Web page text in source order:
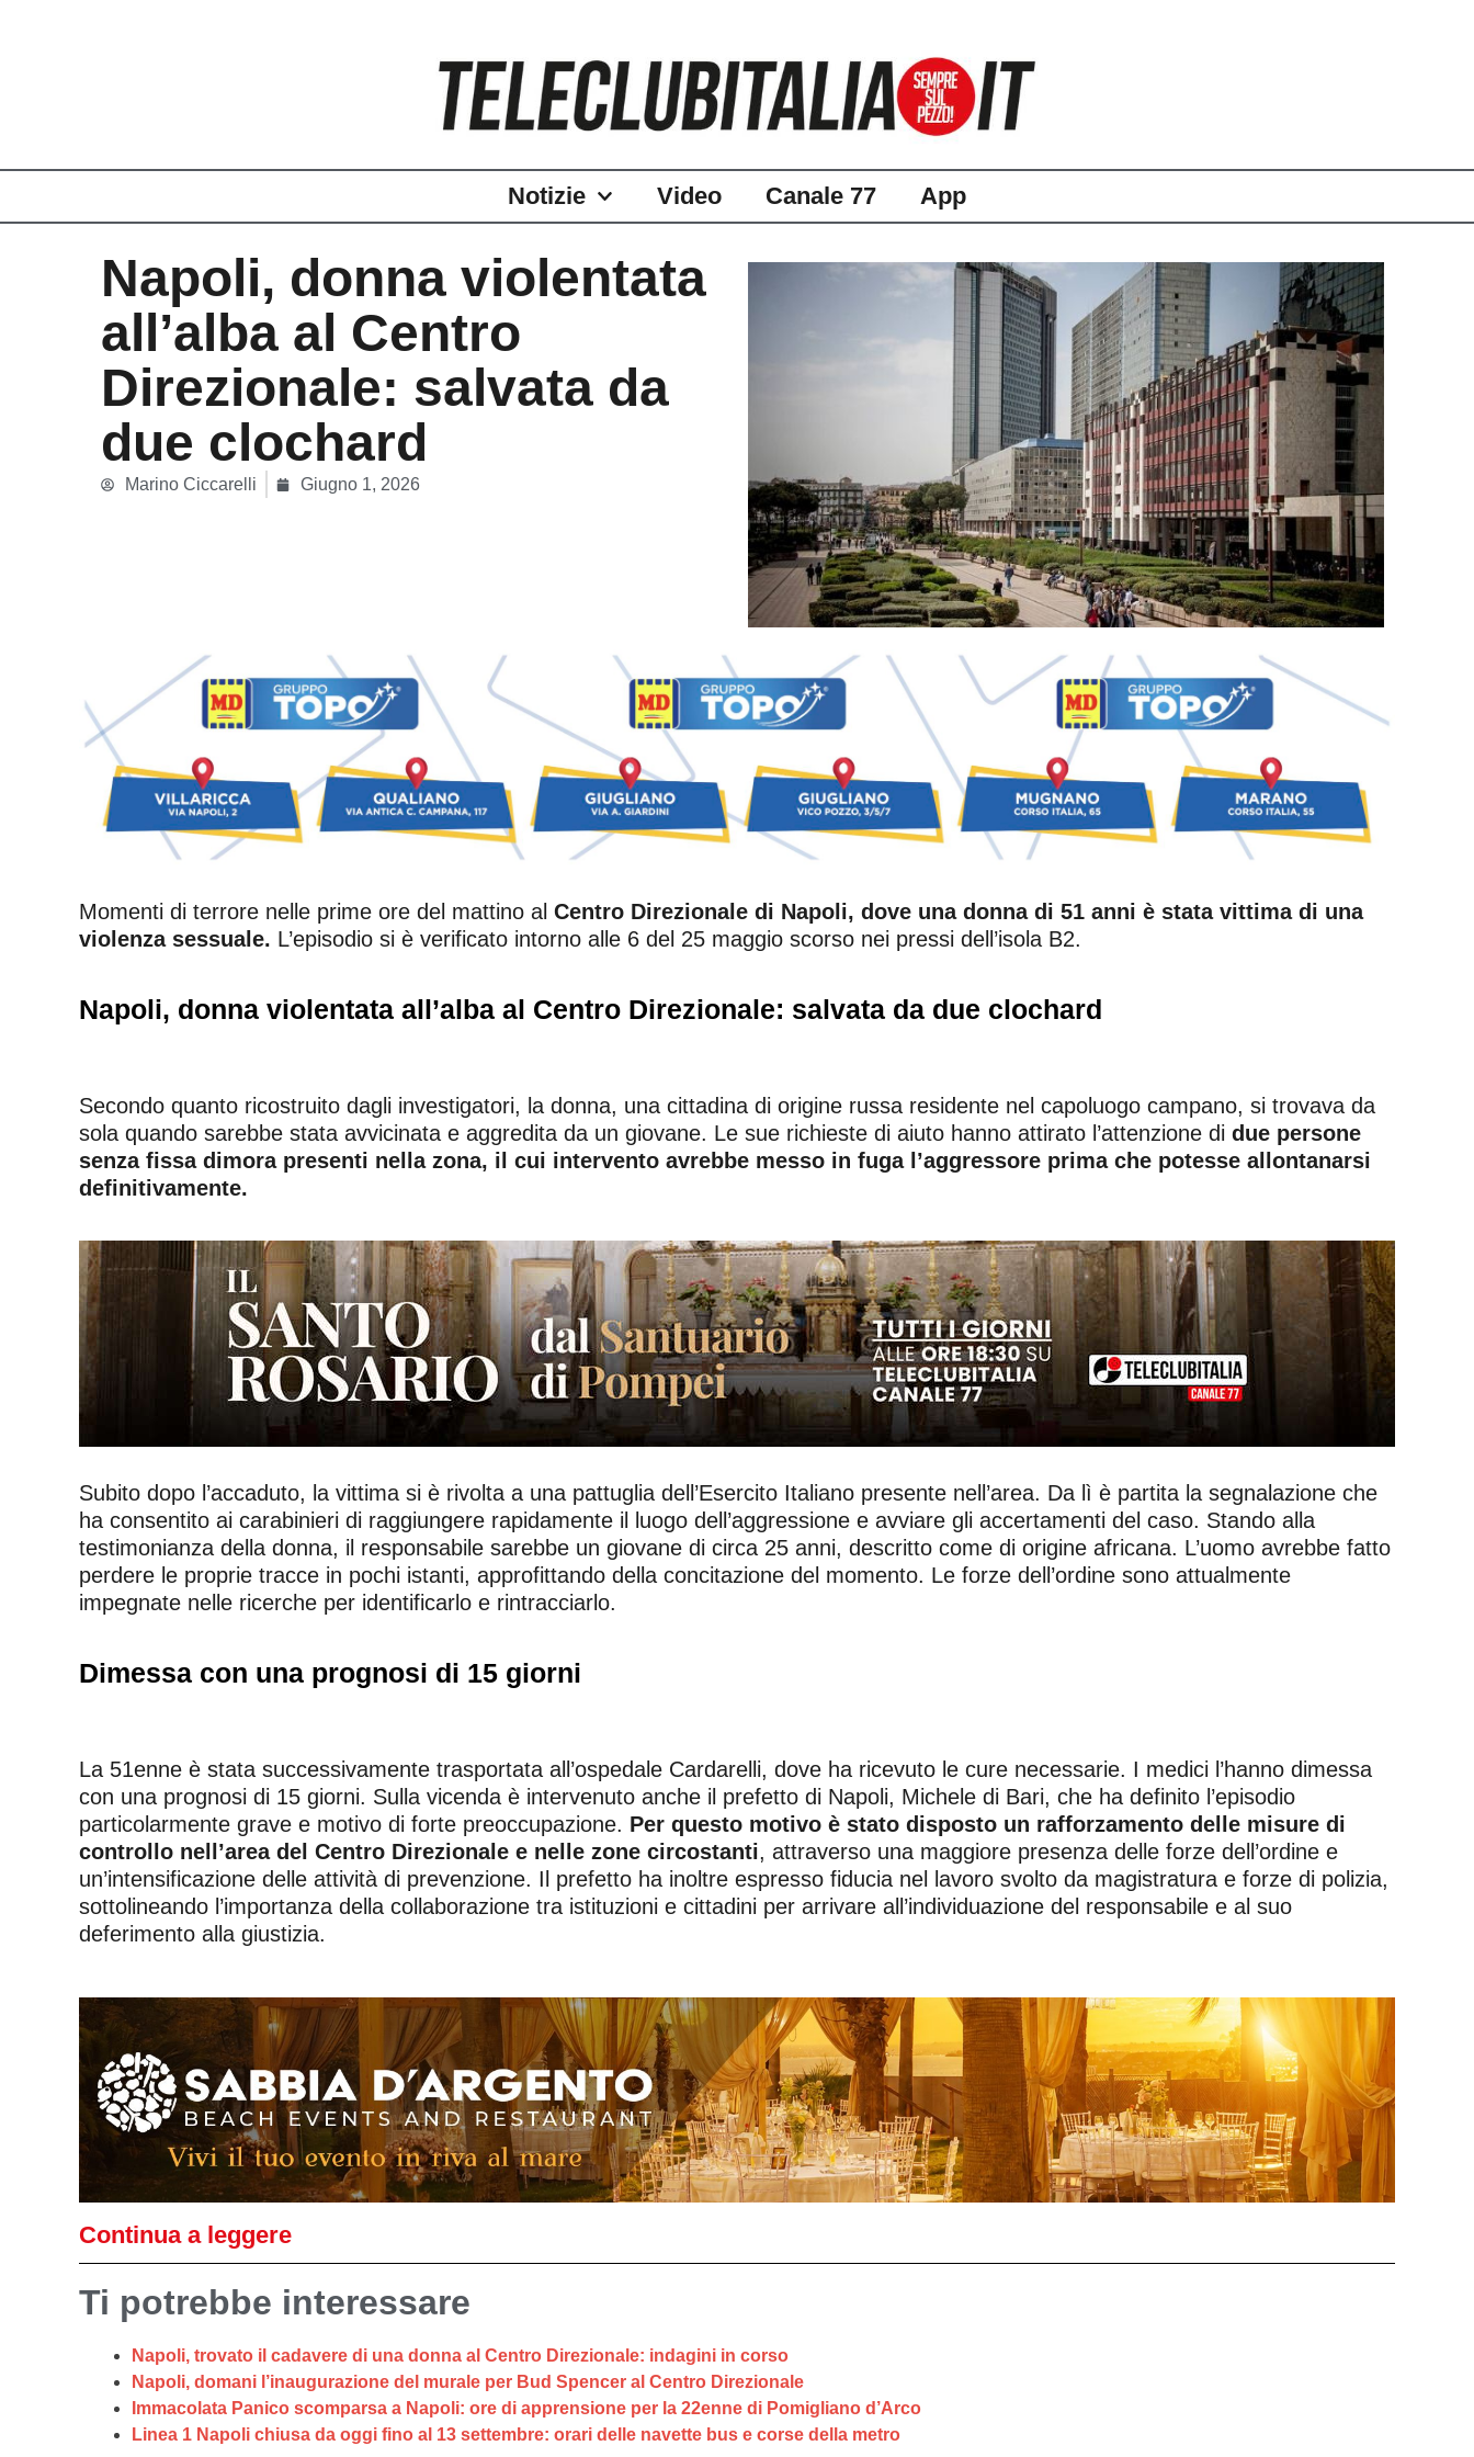
Notizie Video Canale 77 App
Napoli, donna violentata
all’alba al Centro
Direzionale: salvata da
due clochard
Marino Ciccarelli Giugno 1, 2026
Momenti di terrore nelle prime ore del mattino al Centro Direzionale di Napoli, dove una donna di 51 anni è stata vittima di una
violenza sessuale. L’episodio si è verificato intorno alle 6 del 25 maggio scorso nei pressi dell’isola B2.
Napoli, donna violentata all’alba al Centro Direzionale: salvata da due clochard
Secondo quanto ricostruito dagli investigatori, la donna, una cittadina di origine russa residente nel capoluogo campano, si trovava da
sola quando sarebbe stata avvicinata e aggredita da un giovane. Le sue richieste di aiuto hanno attirato l’attenzione di due persone
senza fissa dimora presenti nella zona, il cui intervento avrebbe messo in fuga l’aggressore prima che potesse allontanarsi
definitivamente.
Subito dopo l’accaduto, la vittima si è rivolta a una pattuglia dell’Esercito Italiano presente nell’area. Da lì è partita la segnalazione che
ha consentito ai carabinieri di raggiungere rapidamente il luogo dell’aggressione e avviare gli accertamenti del caso. Stando alla
testimonianza della donna, il responsabile sarebbe un giovane di circa 25 anni, descritto come di origine africana. L’uomo avrebbe fatto
perdere le proprie tracce in pochi istanti, approfittando della concitazione del momento. Le forze dell’ordine sono attualmente
impegnate nelle ricerche per identificarlo e rintracciarlo.
Dimessa con una prognosi di 15 giorni
La 51enne è stata successivamente trasportata all’ospedale Cardarelli, dove ha ricevuto le cure necessarie. I medici l’hanno dimessa
con una prognosi di 15 giorni. Sulla vicenda è intervenuto anche il prefetto di Napoli, Michele di Bari, che ha definito l’episodio
particolarmente grave e motivo di forte preoccupazione. Per questo motivo è stato disposto un rafforzamento delle misure di
controllo nell’area del Centro Direzionale e nelle zone circostanti, attraverso una maggiore presenza delle forze dell’ordine e
un’intensificazione delle attività di prevenzione. Il prefetto ha inoltre espresso fiducia nel lavoro svolto da magistratura e forze di polizia,
sottolineando l’importanza della collaborazione tra istituzioni e cittadini per arrivare all’individuazione del responsabile e al suo
deferimento alla giustizia.
Continua a leggere
Ti potrebbe interessare
Napoli, trovato il cadavere di una donna al Centro Direzionale: indagini in corso
Napoli, domani l’inaugurazione del murale per Bud Spencer al Centro Direzionale
Immacolata Panico scomparsa a Napoli: ore di apprensione per la 22enne di Pomigliano d’Arco
Linea 1 Napoli chiusa da oggi fino al 13 settembre: orari delle navette bus e corse della metro